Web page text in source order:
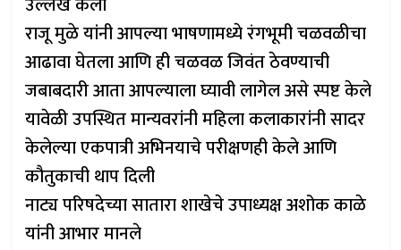
राजू मुळे यांनी आपल्या भाषणामध्ये रंगभूमी चळवळीचा
आढावा घेतला आणि ही चळवळ जिवंत ठेवण्याची
जबाबदारी आता आपल्याला घ्यावी लागेल असे स्पष्ट केले
यावेळी उपस्थित मान्यवरांनी महिला कलाकारांनी सादर
केलेल्या एकपात्री अभिनयाचे परीक्षणही केले आणि
कौतुकाची थाप दिली
नाट्य परिषदेच्या सातारा शाखेचे उपाध्यक्ष अशोक काळे
यांनी आभार मानले